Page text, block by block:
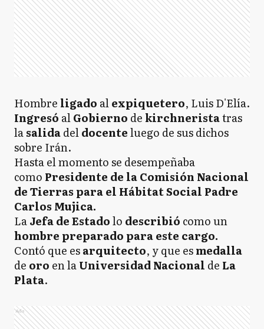
Hombre ligado alexpiquetero, Luis D'Elía.
Ingresó alGobierno de kirchneristatras
lasalidadeldocenteluego de sus dichos
sobre Irán.
Hasta el momento se desempeñaba
como Presidente de la Comisión Nacional
de Tierras para el Hábitat Social Padre
Carlos Mujica.
LaJefa de Estadolo describió como un
hombre preparado para este cargo.
Contó que esarquitecto, y que esmedalla
de oro en laUniversidadNacional de La
Plata.
Ads